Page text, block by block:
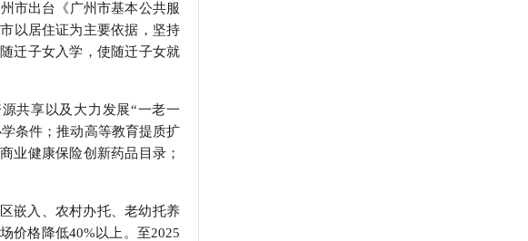
市出台《广州市基本公共服
以居住证为主要依据，坚持
迁子女入学，使随迁子女就
共享以及大力发展“一老一
条件；推动高等教育提质扩
业健康保险创新药品目录；
嵌入、农村办托、老幼托养
价格降低40%以上。至2025